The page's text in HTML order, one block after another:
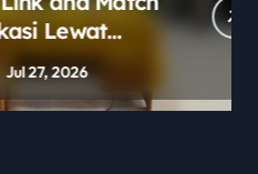
di SMKN
2026